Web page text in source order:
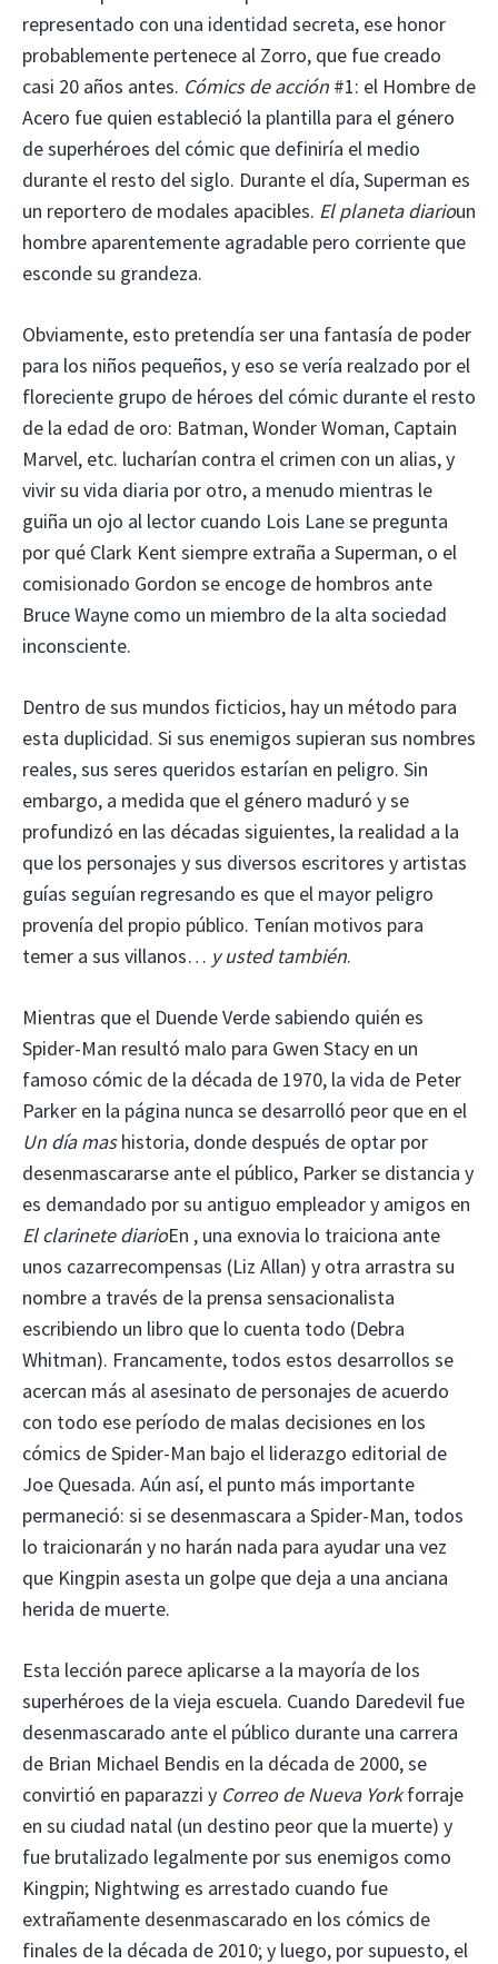
representado con una identidad secreta, ese honor
probablemente pertenece al Zorro, que fue creado
casi 20 años antes. Cómics de acción #1: el Hombre de
Acero fue quien estableció la plantilla para el género
de superhéroes del cómic que definiría el medio
durante el resto del siglo. Durante el día, Superman es
un reportero de modales apacibles. El planeta diarioun
hombre aparentemente agradable pero corriente que
esconde su grandeza.
Obviamente, esto pretendía ser una fantasía de poder
para los niños pequeños, y eso se vería realzado por el
floreciente grupo de héroes del cómic durante el resto
de la edad de oro: Batman, Wonder Woman, Captain
Marvel, etc. lucharían contra el crimen con un alias, y
vivir su vida diaria por otro, a menudo mientras le
guiña un ojo al lector cuando Lois Lane se pregunta
por qué Clark Kent siempre extraña a Superman, o el
comisionado Gordon se encoge de hombros ante
Bruce Wayne como un miembro de la alta sociedad
inconsciente.
Dentro de sus mundos ficticios, hay un método para
esta duplicidad. Si sus enemigos supieran sus nombres
reales, sus seres queridos estarían en peligro. Sin
embargo, a medida que el género maduró y se
profundizó en las décadas siguientes, la realidad a la
que los personajes y sus diversos escritores y artistas
guías seguían regresando es que el mayor peligro
provenía del propio público. Tenían motivos para
temer a sus villanos… y usted también.
Mientras que el Duende Verde sabiendo quién es
Spider-Man resultó malo para Gwen Stacy en un
famoso cómic de la década de 1970, la vida de Peter
Parker en la página nunca se desarrolló peor que en el
Un día mashistoria, donde después de optar por
desenmascararse ante el público, Parker se distancia y
es demandado por su antiguo empleador y amigos en
El clarinete diarioEn , una exnovia lo traiciona ante
unos cazarrecompensas (Liz Allan) y otra arrastra su
nombre a través de la prensa sensacionalista
escribiendo un libro que lo cuenta todo (Debra
Whitman). Francamente, todos estos desarrollos se
acercan más al asesinato de personajes de acuerdo
con todo ese período de malas decisiones en los
cómics de Spider-Man bajo el liderazgo editorial de
Joe Quesada. Aún así, el punto más importante
permaneció: si se desenmascara a Spider-Man, todos
lo traicionarán y no harán nada para ayudar una vez
que Kingpin asesta un golpe que deja a una anciana
herida de muerte.
Esta lección parece aplicarse a la mayoría de los
superhéroes de la vieja escuela. Cuando Daredevil fue
desenmascarado ante el público durante una carrera
de Brian Michael Bendis en la década de 2000, se
convirtió en paparazzi y Correo de Nueva Yorkforraje
en su ciudad natal (un destino peor que la muerte) y
fue brutalizado legalmente por sus enemigos como
Kingpin; Nightwing es arrestado cuando fue
extrañamente desenmascarado en los cómics de
finales de la década de 2010; y luego, por supuesto, el